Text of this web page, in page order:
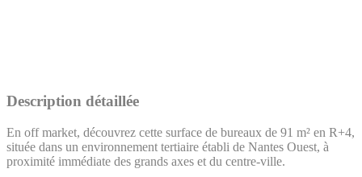
Description détaillée
En off market, découvrez cette surface de bureaux de 91 m² en R+4,
située dans un environnement tertiaire établi de Nantes Ouest, à
proximité immédiate des grands axes et du centre-ville.